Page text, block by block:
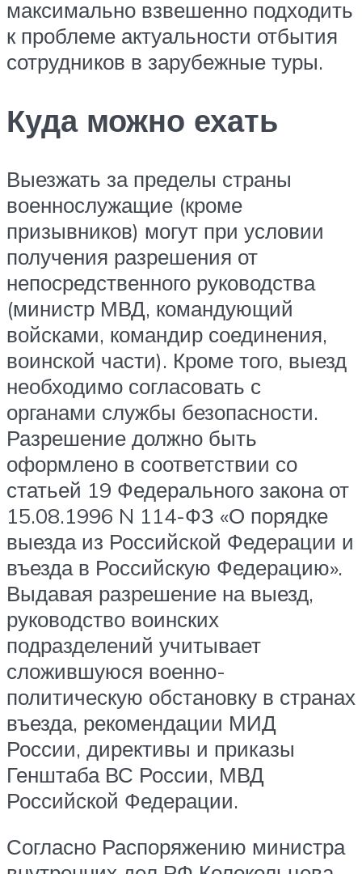
максимально взвешенно подходить
к проблеме актуальности отбытия
сотрудников в зарубежные туры.
Куда можно ехать
Выезжать за пределы страны
военнослужащие (кроме
призывников) могут при условии
получения разрешения от
непосредственного руководства
(министр МВД, командующий
войсками, командир соединения,
воинской части). Кроме того, выезд
необходимо согласовать с
органами службы безопасности.
Разрешение должно быть
оформлено в соответствии со
статьей 19 Федерального закона от
15.08.1996 N 114-ФЗ «О порядке
выезда из Российской Федерации и
въезда в Российскую Федерацию».
Выдавая разрешение на выезд,
руководство воинских
подразделений учитывает
сложившуюся военно-
политическую обстановку в странах
въезда, рекомендации МИД
России, директивы и приказы
Генштаба ВС России, МВД
Российской Федерации.
Согласно Распоряжению министра